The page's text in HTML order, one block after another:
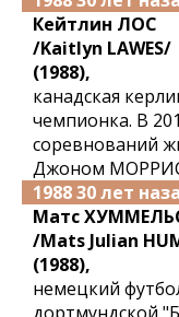
Кейтлин ЛОС
/Kaitlyn LAWES/
(1988),
канадская
чемпионка. В
соревнований
Джоном
1988 30 лет
Матс
/Mats Julian
(1988),
немецкий